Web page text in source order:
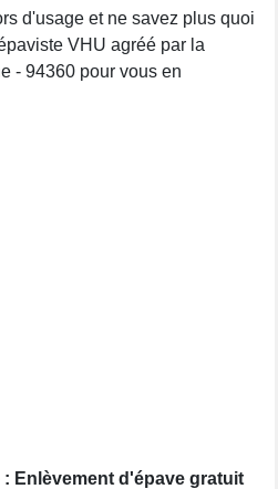
d'usage et ne savez plus quoi
VHU agréé par la
- 94360 pour vous en
Enlèvement d'épave gratuit